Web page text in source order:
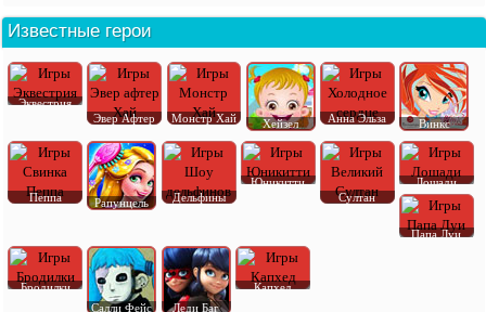
Известные герои
Эквестрия
Эвер Афтер
Монстр Хай Хейзел Анна Эльза Винкс
Пеппа Рапунцель Дельфины
Юникитти
Султан
Лошади
Папа Луи
Бродилки
Салли Фейс
Леди Баг
Капхед